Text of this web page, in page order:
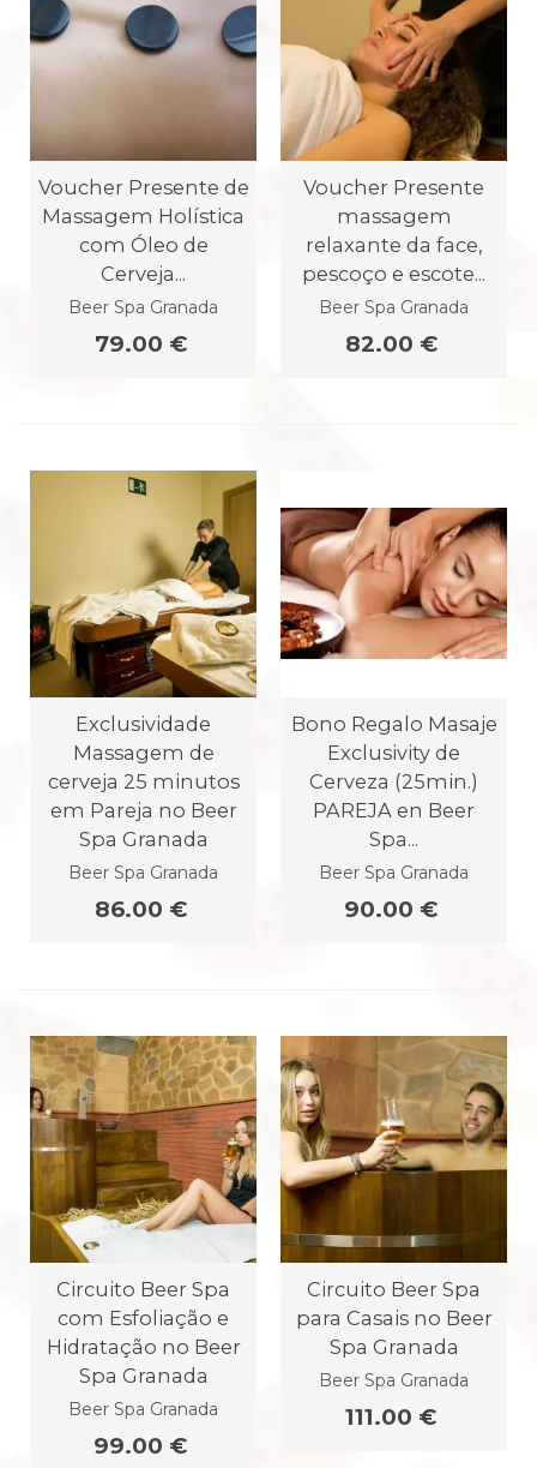
Voucher Presente de
Massagem Holística
com Óleo de
Cerveja...
Beer Spa Granada
79.00 €
Voucher Presente
massagem
relaxante da face,
pescoço e escote...
Beer Spa Granada
82.00 €
Exclusividade
Massagem de
cerveja 25 minutos
em Pareja no Beer
Spa Granada
Beer Spa Granada
86.00 €
Bono Regalo Masaje
Exclusivity de
Cerveza (25min.)
PAREJA en Beer
Spa...
Beer Spa Granada
90.00 €
Circuito Beer Spa
com Esfoliação e
Hidratação no Beer
Spa Granada
Beer Spa Granada
99.00 €
Circuito Beer Spa
para Casais no Beer
Spa Granada
Beer Spa Granada
111.00 €